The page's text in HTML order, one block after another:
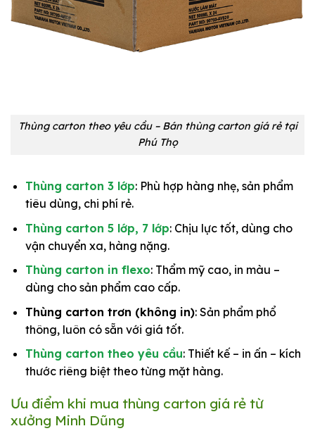
Thùng carton theo yêu cầu – Bán thùng carton giá rẻ tại
Phú Thọ
Thùng carton 3 lớp: Phù hợp hàng nhẹ, sản phẩm
tiêu dùng, chi phí rẻ.
Thùng carton 5 lớp, 7 lớp: Chịu lực tốt, dùng cho
vận chuyển xa, hàng nặng.
Thùng carton in flexo: Thẩm mỹ cao, in màu –
dùng cho sản phẩm cao cấp.
Thùng carton trơn (không in): Sản phẩm phổ
thông, luôn có sẵn với giá tốt.
Thùng carton theo yêu cầu: Thiết kế – in ấn – kích
thước riêng biệt theo từng mặt hàng.
Ưu điểm khi mua thùng carton giá rẻ từ
xưởng Minh Dũng